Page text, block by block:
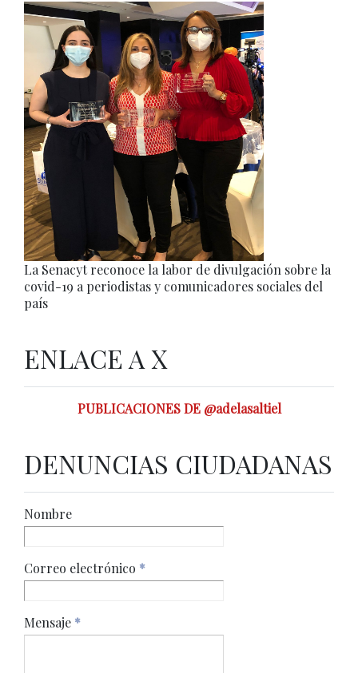
La Senacyt reconoce la labor de divulgación sobre la
covid-19 a periodistas y comunicadores sociales del
país
ENLACE A X
PUBLICACIONES DE @adelasaltiel
DENUNCIAS CIUDADANAS
Nombre
Correo electrónico *
Mensaje *